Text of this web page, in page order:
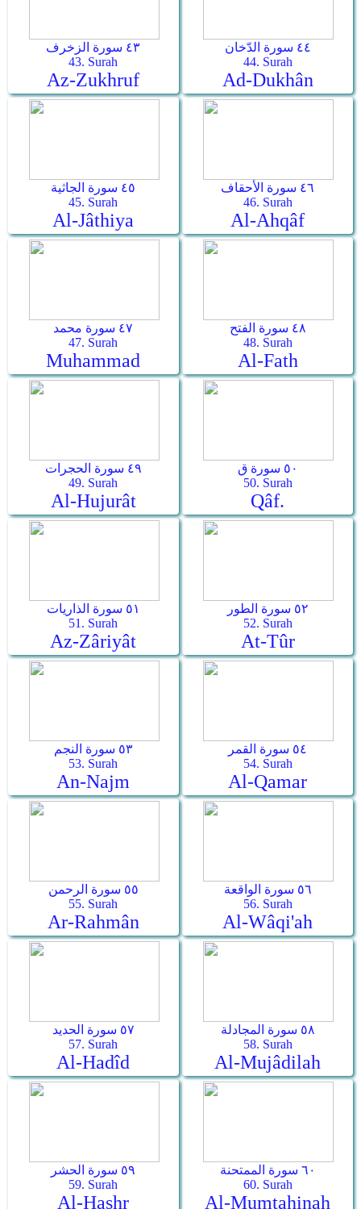
٤٣ سورة الزخرف
43. Surah
Az-Zukhruf
٤٤ سورة الدّخان
44. Surah
Ad-Dukhân
٤٥ سورة الجاثية
45. Surah
Al-Jâthiya
٤٦ سورة الأحقاف
46. Surah
Al-Ahqâf
٤٧ سورة محمد
47. Surah
Muhammad
٤٨ سورة الفتح
48. Surah
Al-Fath
٤٩ سورة الحجرات
49. Surah
Al-Hujurât
٥٠ سورة ق
50. Surah
Qâf.
٥١ سورة الذاريات
51. Surah
Az-Zâriyât
٥٢ سورة الطور
52. Surah
At-Tûr
٥٣ سورة النجم
53. Surah
An-Najm
٥٤ سورة القمر
54. Surah
Al-Qamar
٥٥ سورة الرحمن
55. Surah
Ar-Rahmân
٥٦ سورة الواقعة
56. Surah
Al-Wâqi'ah
٥٧ سورة الحديد
57. Surah
Al-Hadîd
٥٨ سورة المجادلة
58. Surah
Al-Mujâdilah
٥٩ سورة الحشر
59. Surah
Al-Hashr
٦٠ سورة الممتحنة
60. Surah
Al-Mumtahinah